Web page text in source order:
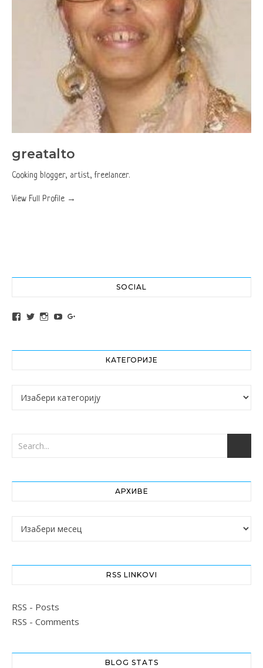
greatalto
Cooking blogger, artist, freelancer.
View Full Profile →
SOCIAL
View altochef’s profile on Facebook
View jovancica73’s profile on Twitter
View jovancica73’s profile on Instagram
View jovancica73’s profile on YouTube
КАТЕГОРИЈЕ
Категорије
АРХИВЕ
Архиве
RSS LINKOVI
RSS - Posts
RSS - Comments
BLOG STATS